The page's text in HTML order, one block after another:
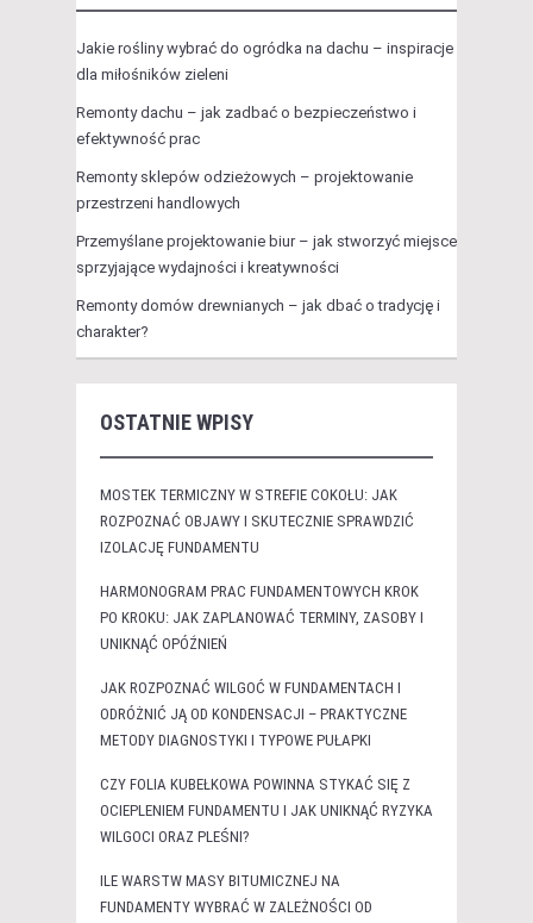
Jakie rośliny wybrać do ogródka na dachu – inspiracje
dla miłośników zieleni
Remonty dachu – jak zadbać o bezpieczeństwo i
efektywność prac
Remonty sklepów odzieżowych – projektowanie
przestrzeni handlowych
Przemyślane projektowanie biur – jak stworzyć miejsce
sprzyjające wydajności i kreatywności
Remonty domów drewnianych – jak dbać o tradycję i
charakter?
OSTATNIE WPISY
MOSTEK TERMICZNY W STREFIE COKOŁU: JAK
ROZPOZNAĆ OBJAWY I SKUTECZNIE SPRAWDZIĆ
IZOLACJĘ FUNDAMENTU
HARMONOGRAM PRAC FUNDAMENTOWYCH KROK
PO KROKU: JAK ZAPLANOWAĆ TERMINY, ZASOBY I
UNIKNĄĆ OPÓŹNIEŃ
JAK ROZPOZNAĆ WILGOĆ W FUNDAMENTACH I
ODRÓŻNIĆ JĄ OD KONDENSACJI – PRAKTYCZNE
METODY DIAGNOSTYKI I TYPOWE PUŁAPKI
CZY FOLIA KUBEŁKOWA POWINNA STYKAĆ SIĘ Z
OCIEPLENIEM FUNDAMENTU I JAK UNIKNĄĆ RYZYKA
WILGOCI ORAZ PLEŚNI?
ILE WARSTW MASY BITUMICZNEJ NA
FUNDAMENTY WYBRAĆ W ZALEŻNOŚCI OD